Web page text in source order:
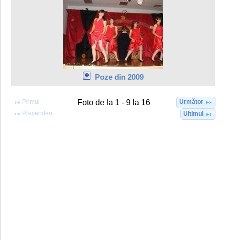
Poze din 2009
Primul
Precendent
Foto de la 1 - 9 la 16
Următor
Ultimul